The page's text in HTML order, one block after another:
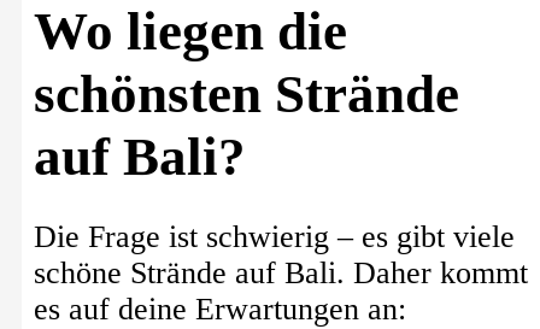
Wo liegen die
schönsten Strände
auf Bali?
Die Frage ist schwierig – es gibt viele
schöne Strände auf Bali. Daher kommt
es auf deine Erwartungen an: